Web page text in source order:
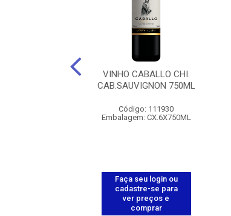
VINHO CABALLO CHI.
CAB.SAUVIGNON 750ML
Código: 111930
Embalagem: CX.6X750ML
Faça seu login ou
cadastre-se para
ver preços e
comprar